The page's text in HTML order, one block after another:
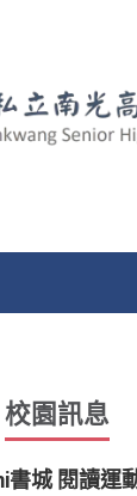
校園訊息
書城 閱讀運